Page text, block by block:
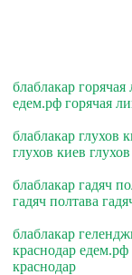
блаблакар
едем.рф горячая
блаблакар глухов
глухов киев
блаблакар гадяч
гадяч полтава
блаблакар
краснодар
краснодар